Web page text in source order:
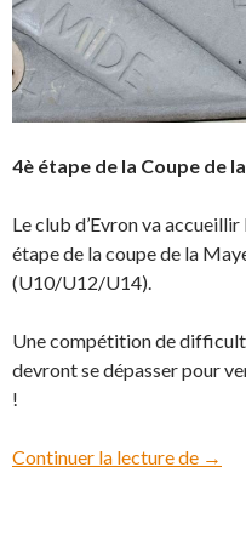
4è étape de la Coupe de
Le club d’Evron va
étape de la coupe de la
(U10/U12/U14).
Une compétition de
devront se dépasser pour
!
Continuer la lecture de →